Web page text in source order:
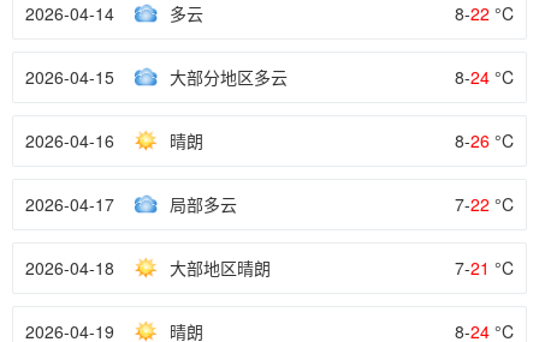
2026-04-14 多云 8-22 °C
2026-04-15 大部分地区多云 8-24 °C
2026-04-16 晴朗 8-26 °C
2026-04-17 局部多云 7-22 °C
2026-04-18 大部地区晴朗 7-21 °C
2026-04-19 晴朗 8-24 °C